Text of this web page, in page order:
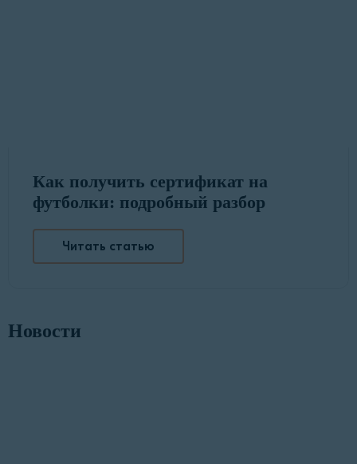
Как получить сертификат на
футболки: подробный разбор
Читать статью
Новости